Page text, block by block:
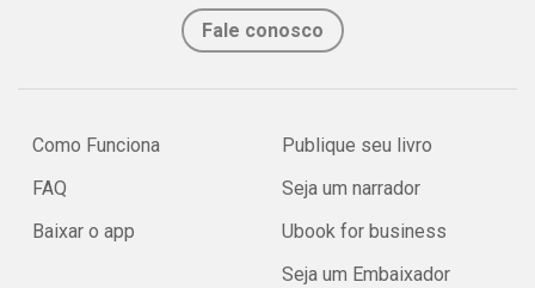
Fale conosco
Como Funciona
FAQ
Baixar o app
Publique seu livro
Seja um narrador
Ubook for business
Seja um Embaixador